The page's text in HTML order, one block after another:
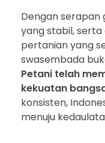
Dengan serapan
yang stabil,
pertanian yang
swasembada
Petani telah
kekuatan
konsisten,
menuju